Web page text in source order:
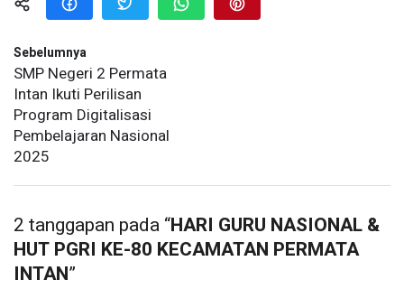
Sebelumnya
SMP Negeri 2 Permata
Intan Ikuti Perilisan
Program Digitalisasi
Pembelajaran Nasional
2025
2 tanggapan pada “HARI GURU NASIONAL &
HUT PGRI KE-80 KECAMATAN PERMATA
INTAN”